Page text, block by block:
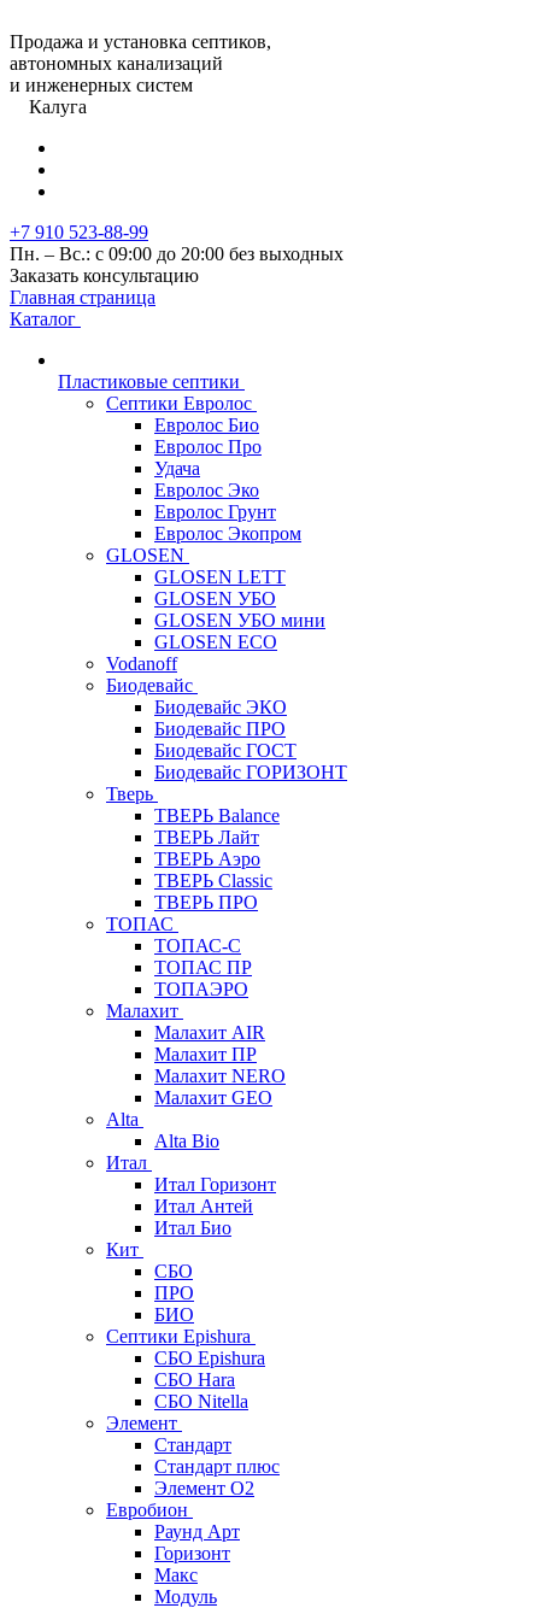
Продажа и установка септиков,
автономных канализаций
и инженерных систем
Калуга
+7 910 523-88-99
Пн. – Вс.: с 09:00 до 20:00 без выходных
Заказать консультацию
Главная страница
Каталог
Пластиковые септики
Септики Евролос
Евролос Био
Евролос Про
Удача
Евролос Эко
Евролос Грунт
Евролос Экопром
GLOSEN
GLOSEN LETT
GLOSEN УБО
GLOSEN УБО мини
GLOSEN ECO
Vodanoff
Биодевайс
Биодевайс ЭКО
Биодевайс ПРО
Биодевайс ГОСТ
Биодевайс ГОРИЗОНТ
Тверь
ТВЕРЬ Balance
ТВЕРЬ Лайт
ТВЕРЬ Аэро
ТВЕРЬ Classic
ТВЕРЬ ПРО
ТОПАС
ТОПАС-С
ТОПАС ПР
ТОПАЭРО
Малахит
Малахит AIR
Малахит ПР
Малахит NERO
Малахит GEO
Alta
Alta Bio
Итал
Итал Горизонт
Итал Антей
Итал Био
Кит
СБО
ПРО
БИО
Септики Epishura
СБО Epishura
СБО Hara
СБО Nitella
Элемент
Стандарт
Стандарт плюс
Элемент О2
Евробион
Раунд Арт
Горизонт
Макс
Модуль